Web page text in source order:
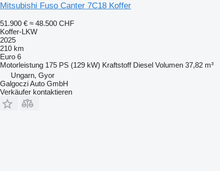
Mitsubishi Fuso Canter 7C18 Koffer
51.900 € ≈ 48.500 CHF
Koffer-LKW
2025
210 km
Euro 6
Motorleistung 175 PS (129 kW) Kraftstoff Diesel Volumen 37,82 m³
Ungarn, Gyor
Galgoczi Auto GmbH
Verkäufer kontaktieren